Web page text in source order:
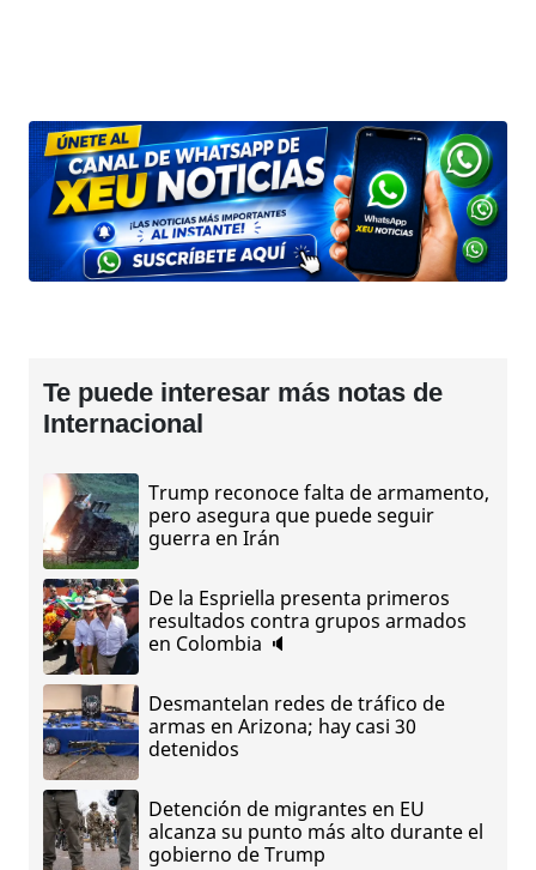
Te puede interesar más notas de
Internacional
Trump reconoce falta de armamento,
pero asegura que puede seguir
guerra en Irán
De la Espriella presenta primeros
resultados contra grupos armados
en Colombia 🔈
Desmantelan redes de tráfico de
armas en Arizona; hay casi 30
detenidos
Detención de migrantes en EU
alcanza su punto más alto durante el
gobierno de Trump